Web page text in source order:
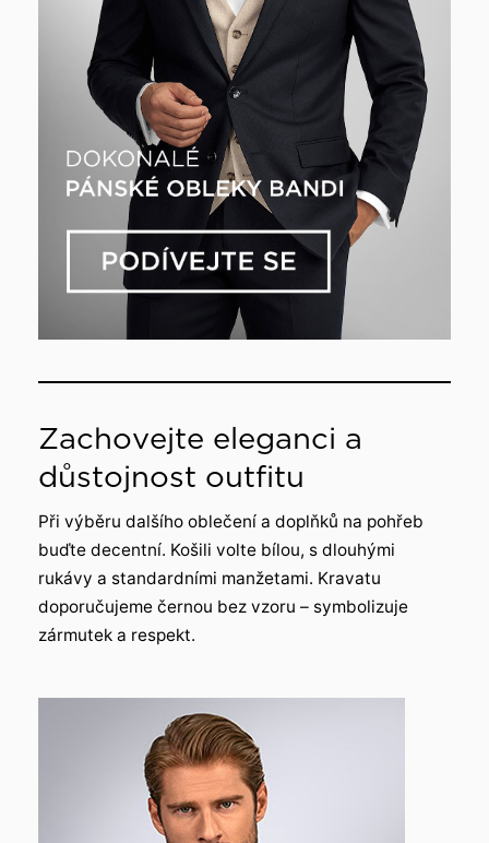
Zachovejte eleganci a
důstojnost outfitu
Při výběru dalšího oblečení a doplňků na pohřeb
buďte decentní. Košili volte bílou, s dlouhými
rukávy a standardními manžetami. Kravatu
doporučujeme černou bez vzoru – symbolizuje
zármutek a respekt.